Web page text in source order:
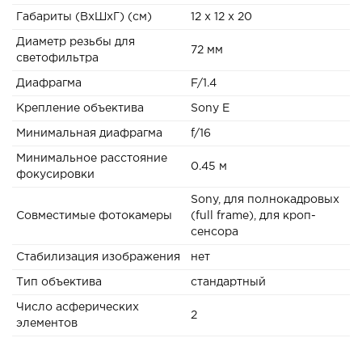
Габариты (ВxШxГ) (см) 12 x 12 x 20
Диаметр резьбы для
светофильтра
72 мм
Диафрагма F/1.4
Крепление объектива Sony E
Минимальная диафрагма f/16
Минимальное расстояние
фокусировки
0.45 м
Совместимые фотокамеры
Sony, для полнокадровых
(full frame), для кроп-
сенсора
Стабилизация изображения нет
Тип объектива стандартный
Число асферических
элементов
2